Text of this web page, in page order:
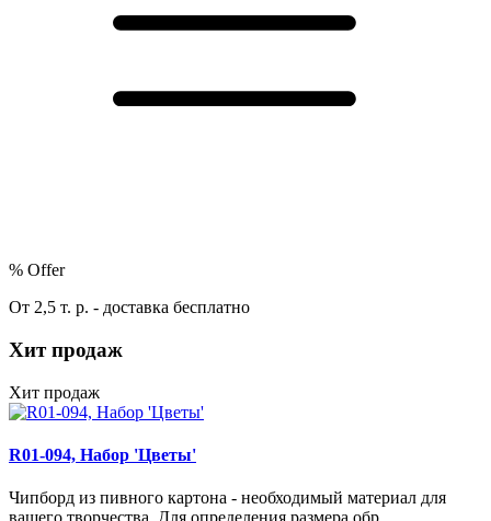
% Offer
От 2,5 т. р. - доставка бесплатно
Хит продаж
Хит продаж
R01-094, Набор 'Цветы'
Чипборд из пивного картона - необходимый материал для